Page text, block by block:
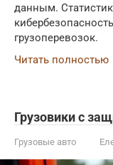
данным.
грузоперевозок.
Читать полностью
Грузовики с
Грузовые авто